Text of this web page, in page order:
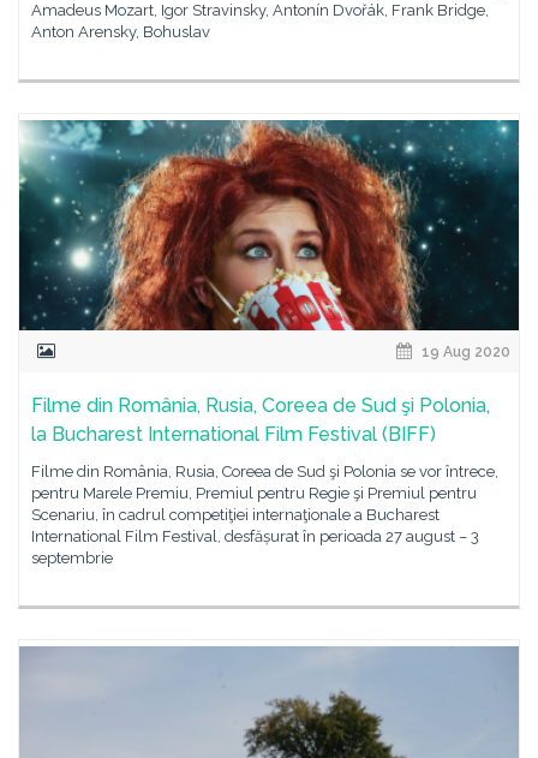
Amadeus Mozart, Igor Stravinsky, Antonín Dvořák, Frank Bridge,
Anton Arensky, Bohuslav
19 Aug 2020
Filme din România, Rusia, Coreea de Sud şi Polonia,
la Bucharest International Film Festival (BIFF)
Filme din România, Rusia, Coreea de Sud şi Polonia se vor întrece,
pentru Marele Premiu, Premiul pentru Regie şi Premiul pentru
Scenariu, în cadrul competiţiei internaţionale a Bucharest
International Film Festival, desfășurat în perioada 27 august – 3
septembrie